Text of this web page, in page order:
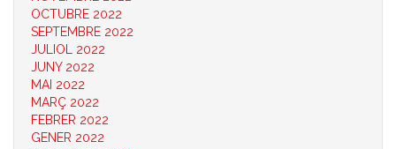
OCTUBRE 2022
SEPTEMBRE 2022
JULIOL 2022
JUNY 2022
MAI 2022
MARÇ 2022
FEBRER 2022
GENER 2022